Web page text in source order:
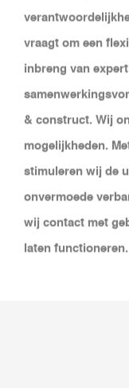
vraagt om een
inbreng van
& construct. Wij
mogelijkheden.
stimuleren wij de
onvermoede
wij contact met
laten functioneren.